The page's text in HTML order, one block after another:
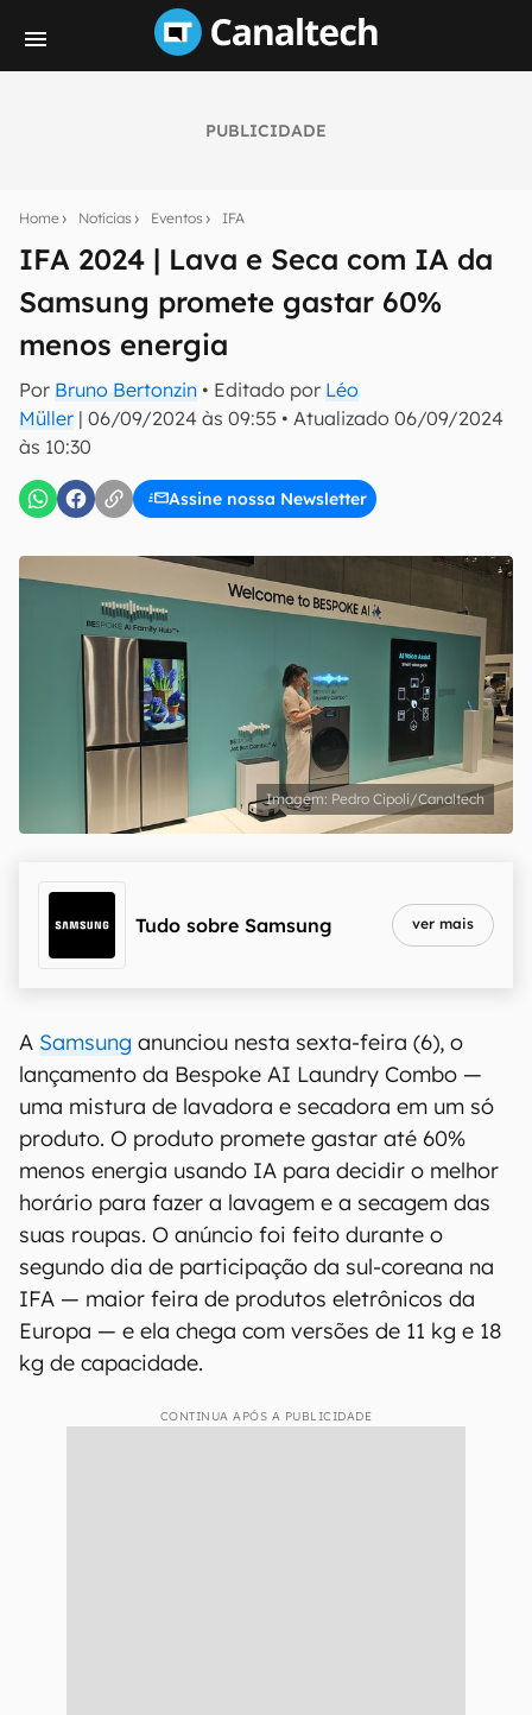
PUBLICIDADE
Home Notícias Eventos IFA
IFA 2024 | Lava e Seca com IA da
Samsung promete gastar 60%
menos energia
Por Bruno Bertonzin • Editado por Léo
Müller | 06/09/2024 às 09:55 • Atualizado 06/09/2024
às 10:30
Assine nossa Newsletter
notícias e reviews sobre tecnologia em primeira
mão.
E-mail
inscreva-se
Uso e Política de Privacidade do Canaltech.
Pedro Cipoli/Canaltech
Tudo sobre Samsung ver mais
A Samsung anunciou nesta sexta-feira (6), o
lançamento da Bespoke AI Laundry Combo —
uma mistura de lavadora e secadora em um só
produto. O produto promete gastar até 60%
menos energia usando IA para decidir o melhor
horário para fazer a lavagem e a secagem das
suas roupas. O anúncio foi feito durante o
segundo dia de participação da sul-coreana na
IFA — maior feira de produtos eletrônicos da
Europa — e ela chega com versões de 11 kg e 18
kg de capacidade.
CONTINUA APÓS A PUBLICIDADE